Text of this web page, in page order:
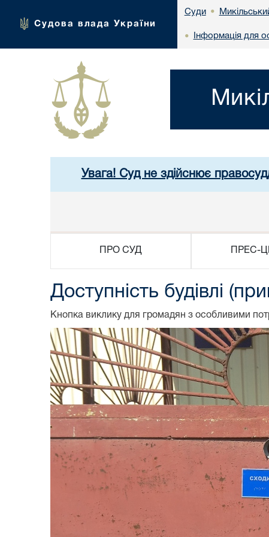
Судова влада України
Суди •
• Інформація для
Увага! Суд не здійснює
ПРО СУД ПРЕС-
Доступність будівлі
Кнопка виклику для громадян з особливими